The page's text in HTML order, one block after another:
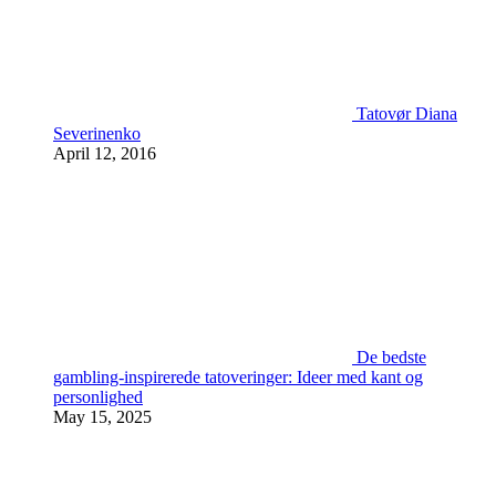
Tatovør Diana
Severinenko
April 12, 2016
De bedste
gambling-inspirerede tatoveringer: Ideer med kant og
personlighed
May 15, 2025